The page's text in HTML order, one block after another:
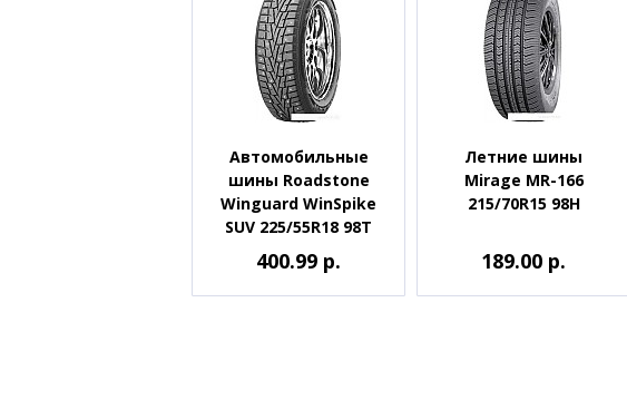
Автомобильные
шины Roadstone
Winguard WinSpike
SUV 225/55R18 98T
400.99 р.
Летние шины
Mirage MR-166
215/70R15 98H
189.00 р.